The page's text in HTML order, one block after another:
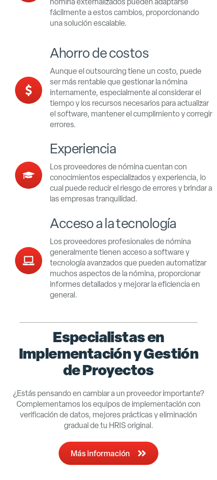
fácilmente a estos cambios, proporcionando
una solución escalable.
Ahorro de costos
Aunque el outsourcing tiene un costo, puede
ser más rentable que gestionar la nómina
internamente, especialmente al considerar el
tiempo y los recursos necesarios para actualizar
el software, mantener el cumplimiento y corregir
errores.
Experiencia
Los proveedores de nómina cuentan con
conocimientos especializados y experiencia, lo
cual puede reducir el riesgo de errores y brindar a
las empresas tranquilidad.
Acceso a la tecnología
Los proveedores profesionales de nómina
generalmente tienen acceso a software y
tecnología avanzados que pueden automatizar
muchos aspectos de la nómina, proporcionar
informes detallados y mejorar la eficiencia en
general.
Especialistas en
Implementación y Gestión
de Proyectos
¿Estás pensando en cambiar a un proveedor importante?
Complementamos los equipos de implementación con
verificación de datos, mejores prácticas y eliminación
gradual de tu HRIS original.
Más información